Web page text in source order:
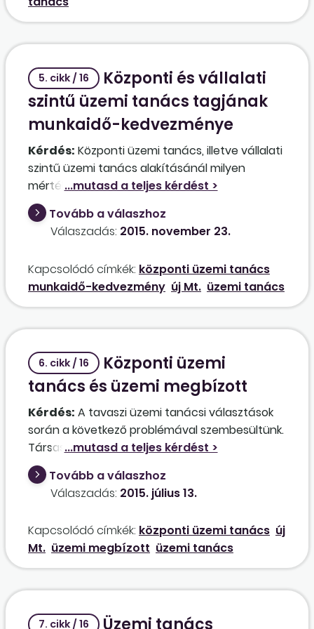
5. cikk / 16
Központi és vállalati
szintű üzemi tanács tagjának
munkaidő-kedvezménye
Kérdés: Központi üzemi tanács, illetve vállalati
szintű üzemi tanács alakításánál milyen
mértékű munkaidő-kedvezmény illeti meg a
delegált tagokat havonta?
Tovább a válaszhoz
Válaszadás: 2015. november 23.
Kapcsolódó címkék: központi üzemi tanács
munkaidő-kedvezmény új Mt. üzemi tanács
6. cikk / 16
Központi üzemi
tanács és üzemi megbízott
Kérdés: A tavaszi üzemi tanácsi választások
során a következő problémával szembesültünk.
Társaságunknak négy telephelye van, ezek
egyikén azonban csak 22 fő dolgozik. Itt üzemi
megbízott választására került sor. Kérdésem,
hogy ez az üzemi megbízott mindenképpen
Jogszerű-e, ha a központi üzemi tanács úgy
állapodik meg a munkáltatóval, hogy az üzemi
megbízott csak tanácskozási joggal vehet
részt a központi üzemi tanács ülésein, tekintve
képvisel?
Tovább a válaszhoz
Válaszadás: 2015. július 13.
Kapcsolódó címkék: központi üzemi tanács új
Mt. üzemi megbízott üzemi tanács
7. cikk / 16